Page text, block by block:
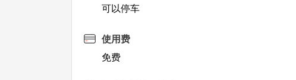
可以停车
使用费
免费